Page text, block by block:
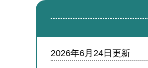
2026年6月24日更新